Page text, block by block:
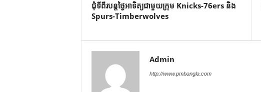
ជុំទីពីរបន្តថ្ងៃអាទិត្យជាមួយក្រុម Knicks-76ers និង
Spurs-Timberwolves
Admin
http://www.pmbangla.com